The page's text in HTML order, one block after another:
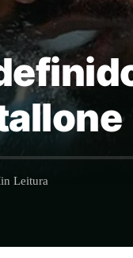
Leitura